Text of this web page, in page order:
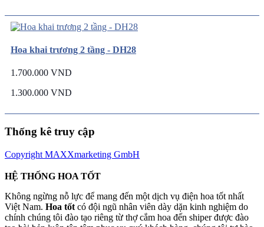
Hoa khai trương 2 tầng - DH28
1.700.000 VND
1.300.000 VND
Thống kê truy cập
Copyright MAXXmarketing GmbH
HỆ THỐNG HOA TỐT
Không ngừng nỗ lực để mang đến một dịch vụ điện hoa tốt nhất
Việt Nam. Hoa tốt có đội ngũ nhân viên dày dặn kinh nghiệm do
chính chúng tôi đào tạo riêng từ thợ cắm hoa đến shiper được đào